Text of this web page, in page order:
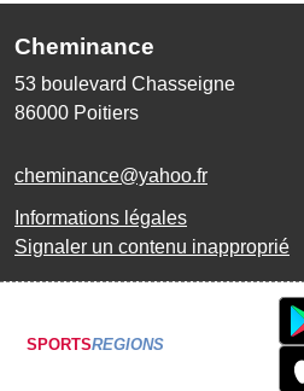
Cheminance
53 boulevard Chasseigne
86000 Poitiers
cheminance@yahoo.fr
Informations légales
Signaler un contenu inapproprié
SPORTSREGIONS